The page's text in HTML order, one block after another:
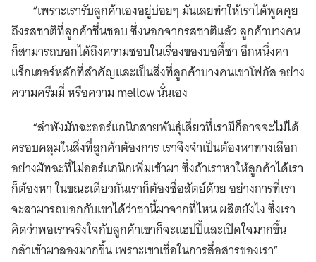
“เพราะเรารับลูกค้าเองอยู่บ่อยๆ มันเลยทำให้เราได้พูดคุย
ถึงรสชาติที่ลูกค้าชื่นชอบ ซึ่งนอกจากรสชาติแล้ว ลูกค้าบางคน
ก็สามารถบอกได้ถึงความชอบในเรื่องของบอดี้ชา อีกหนึ่งคา
แร็กเตอร์หลักที่สำคัญและเป็นสิ่งที่ลูกค้าบางคนเขาโฟกัส อย่าง
ความครีมมี่ หรือความ mellow นั่นเอง
“ลำพังมัทฉะออร์แกนิกสายพันธุ์เดี่ยวที่เรามีก็อาจจะไม่ได้
ครอบคลุมในสิ่งที่ลูกค้าต้องการ เราจึงจำเป็นต้องหาทางเลือก
อย่างมัทฉะที่ไม่ออร์แกนิกเพิ่มเข้ามา ซึ่งถ้าเราหาให้ลูกค้าได้เรา
ก็ต้องหา ในขณะเดียวกันเราก็ต้องซื่อสัตย์ด้วย อย่างการที่เรา
จะสามารถบอกกับเขาได้ว่าชานี้มาจากที่ไหน ผลิตยังไง ซึ่งเรา
คิดว่าพอเราจริงใจกับลูกค้าเขาก็จะแฮปปี้และเปิดใจมากขึ้น
กล้าเข้ามาลองมากขึ้น เพราะเขาเชื่อในการสื่อสารของเรา”